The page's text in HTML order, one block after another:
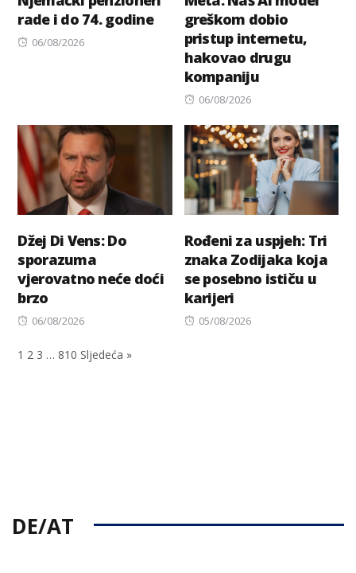
rade i do 74. godine
Posted
06/08/2026
greškom dobio
pristup internetu,
hakovao drugu
kompaniju
Posted
06/08/2026
Džej Di Vens: Do
sporazuma
vjerovatno neće doći
brzo
Posted
06/08/2026
Rođeni za uspjeh: Tri
znaka Zodijaka koja
se posebno ističu u
karijeri
Posted
05/08/2026
1 2 3 … 810 Sljedeća »
DE/AT